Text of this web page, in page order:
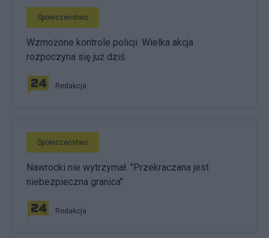
Społeczeństwo
Wzmożone kontrole policji. Wielka akcja
rozpoczyna się już dziś
Redakcja
Społeczeństwo
Nawrocki nie wytrzymał. "Przekraczana jest
niebezpieczna granica"
Redakcja